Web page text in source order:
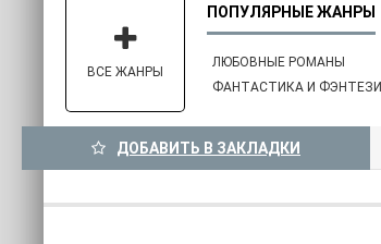
ЛЮБОВНЫЕ РОМАНЫ
ФАНТАСТИКА И ФЭНТЕЗИ
ВСЕ ЖАНРЫ
ДОБАВИТЬ В ЗАКЛАДКИ